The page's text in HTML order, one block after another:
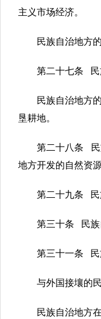
主义市场经济。
民族自治地方
第二十七条 民
民族自治地方
垦耕地。
第二十八条 民
地方开发的自然资
第二十九条 民
第三十条 民族
第三十一条 民
与外国接壤的
民族自治地方